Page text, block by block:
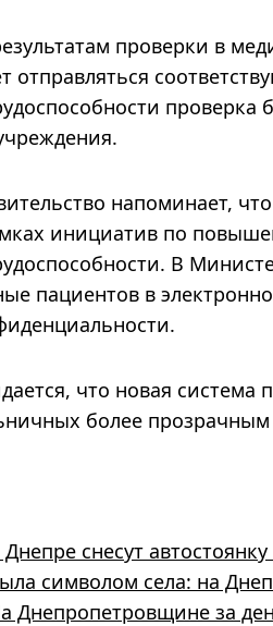
проверки в
отправляться
напоминает,
инициатив по
В
пациентов в
что новая система
более
Днепре снесут
символом села: на
Днепропетровщине за